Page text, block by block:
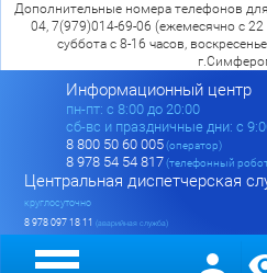
Дополнительные номера телефонов
04, 7(979)014-69-06 (ежемесячно с 22
суббота с 8-16 часов,
Информационный центр
пн-пт: c 8:00 до 20:00
сб-вс и праздничные дни: с
8 800 50 60 005(оператор)
8 978 54 54 817(телефонный
Центральная диспетчерская
круглосуточно
8 978 097 18 11 (аварийная служба)